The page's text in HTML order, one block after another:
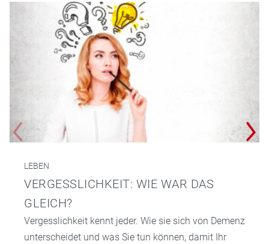
LEBEN
VERGESSLICHKEIT: WIE WAR DAS
GLEICH?
Vergesslichkeit kennt jeder. Wie sie sich von Demenz
unterscheidet und was Sie tun können, damit Ihr